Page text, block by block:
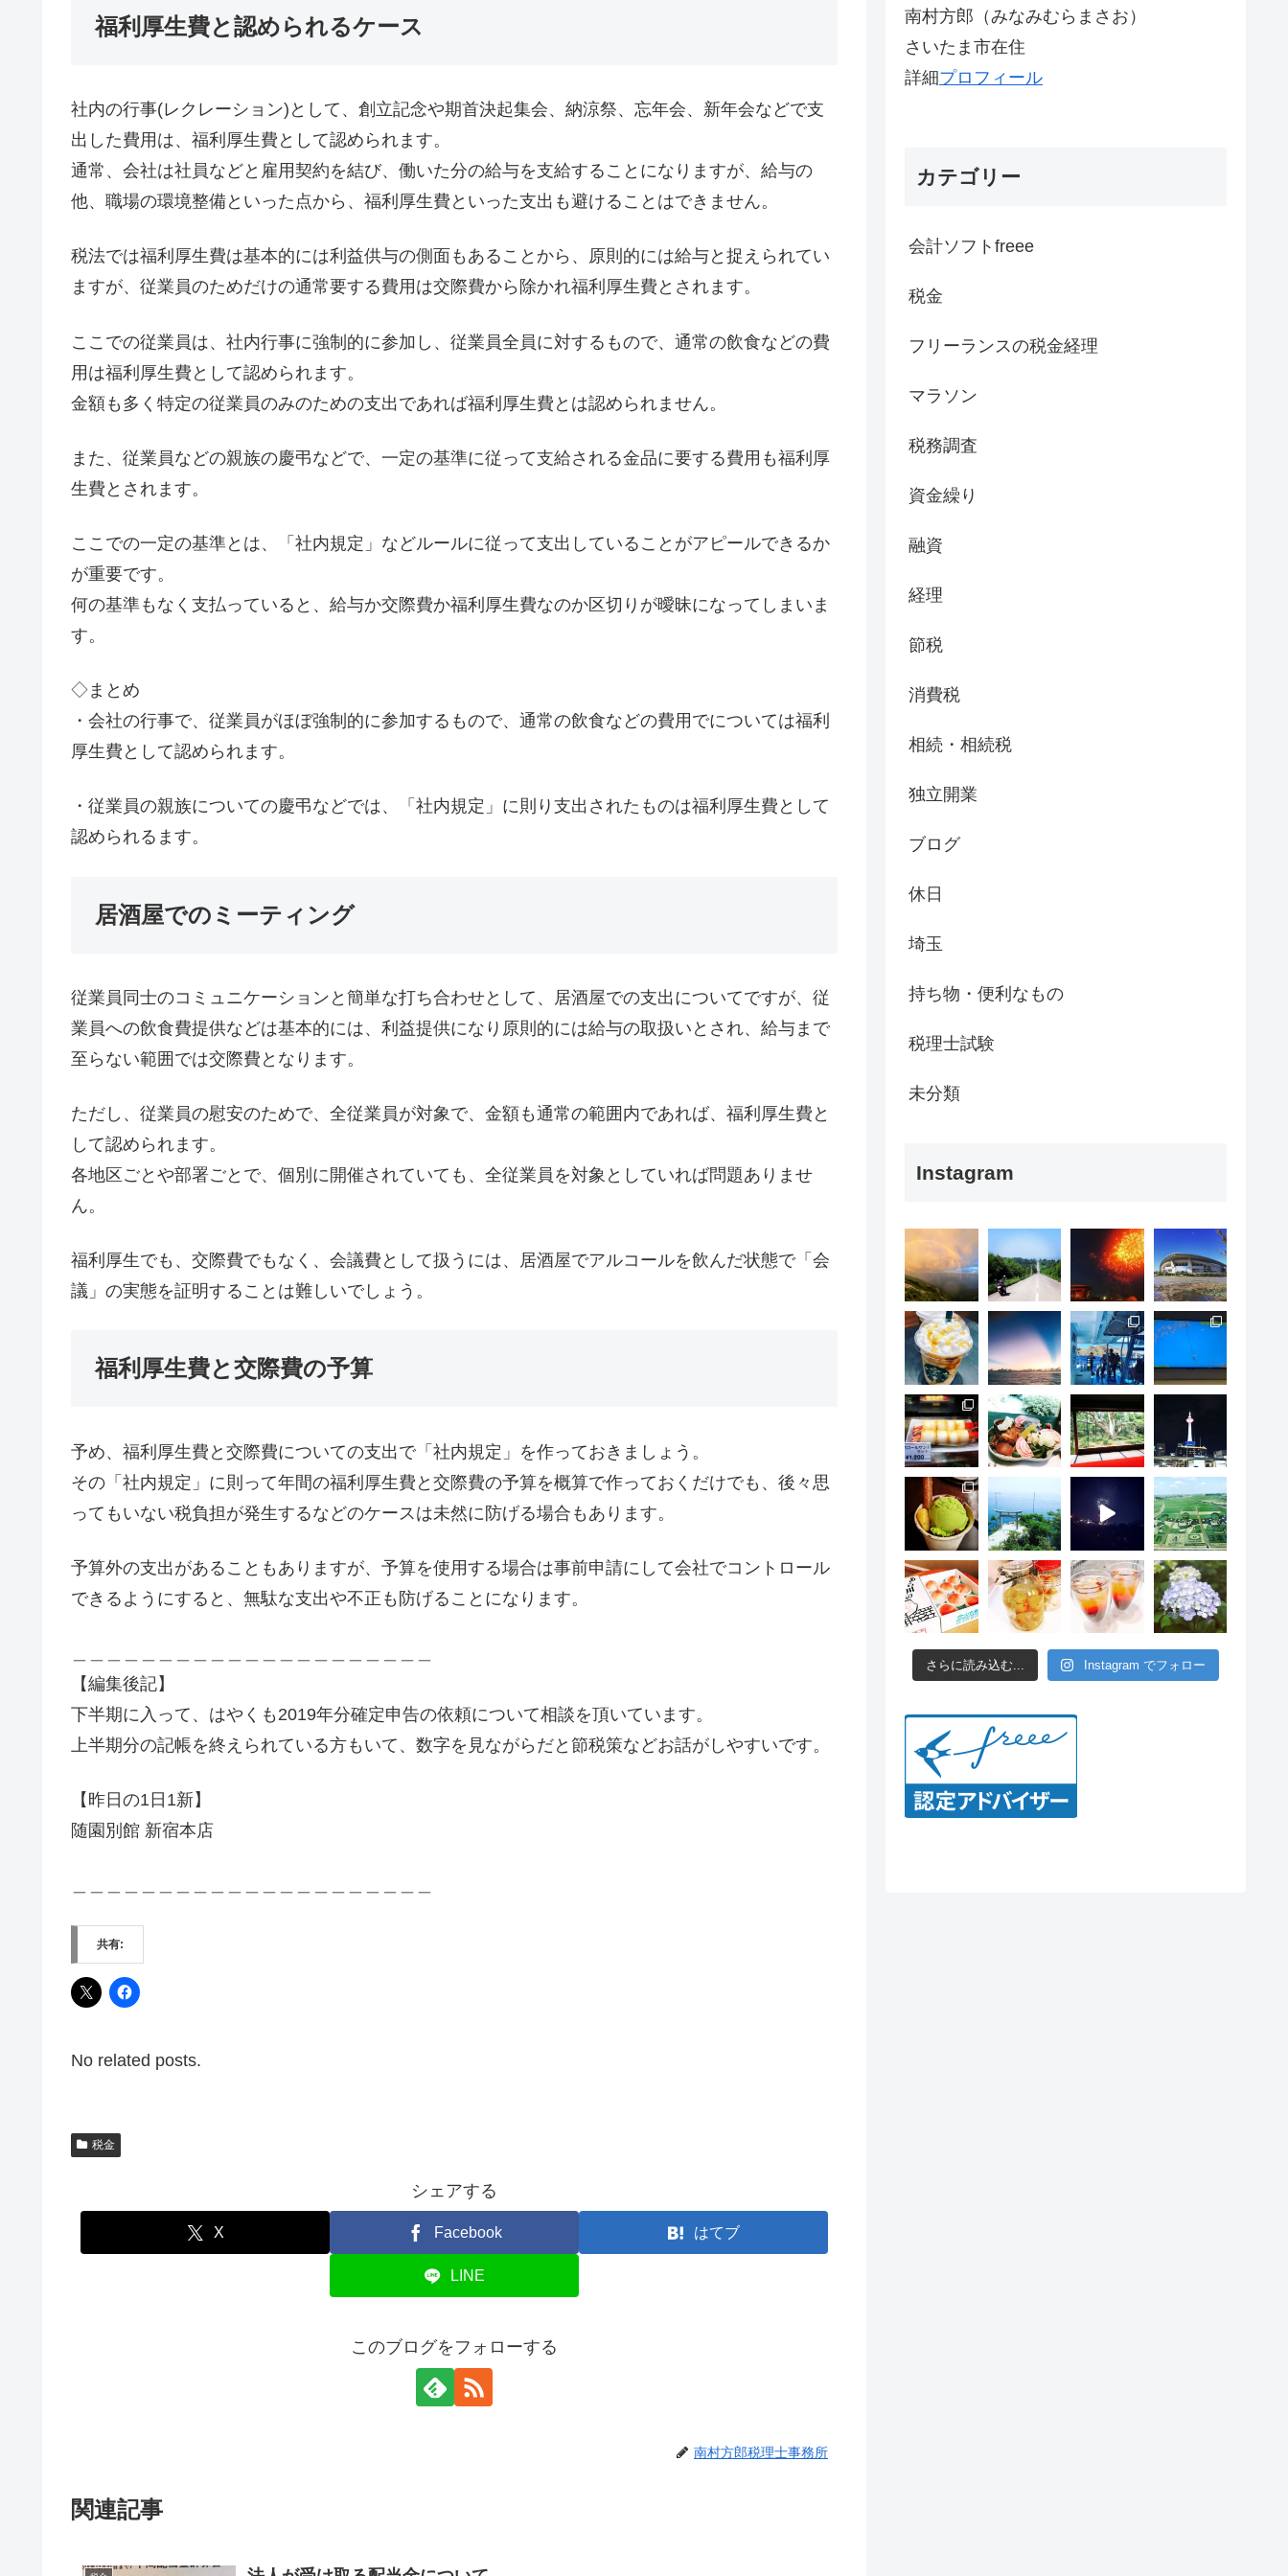
福利厚生費と認められるケース
社内の行事(レクレーション)として、創立記念や期首決起集会、納涼祭、忘年会、新年会などで支
出した費用は、福利厚生費として認められます。
通常、会社は社員などと雇用契約を結び、働いた分の給与を支給することになりますが、給与の
他、職場の環境整備といった点から、福利厚生費といった支出も避けることはできません。
税法では福利厚生費は基本的には利益供与の側面もあることから、原則的には給与と捉えられてい
ますが、従業員のためだけの通常要する費用は交際費から除かれ福利厚生費とされます。
ここでの従業員は、社内行事に強制的に参加し、従業員全員に対するもので、通常の飲食などの費
用は福利厚生費として認められます。
金額も多く特定の従業員のみのための支出であれば福利厚生費とは認められません。
また、従業員などの親族の慶弔などで、一定の基準に従って支給される金品に要する費用も福利厚
生費とされます。
ここでの一定の基準とは、「社内規定」などルールに従って支出していることがアピールできるか
が重要です。
何の基準もなく支払っていると、給与か交際費か福利厚生費なのか区切りが曖昧になってしまいま
す。
◇まとめ
・会社の行事で、従業員がほぼ強制的に参加するもので、通常の飲食などの費用でについては福利
厚生費として認められます。
・従業員の親族についての慶弔などでは、「社内規定」に則り支出されたものは福利厚生費として
認められるます。
居酒屋でのミーティング
従業員同士のコミュニケーションと簡単な打ち合わせとして、居酒屋での支出についてですが、従
業員への飲食費提供などは基本的には、利益提供になり原則的には給与の取扱いとされ、給与まで
至らない範囲では交際費となります。
ただし、従業員の慰安のためで、全従業員が対象で、金額も通常の範囲内であれば、福利厚生費と
して認められます。
各地区ごとや部署ごとで、個別に開催されていても、全従業員を対象としていれば問題ありませ
ん。
福利厚生でも、交際費でもなく、会議費として扱うには、居酒屋でアルコールを飲んだ状態で「会
議」の実態を証明することは難しいでしょう。
福利厚生費と交際費の予算
予め、福利厚生費と交際費についての支出で「社内規定」を作っておきましょう。
その「社内規定」に則って年間の福利厚生費と交際費の予算を概算で作っておくだけでも、後々思
ってもいない税負担が発生するなどのケースは未然に防げる場合もあります。
予算外の支出があることもありますが、予算を使用する場合は事前申請にして会社でコントロール
できるようにすると、無駄な支出や不正も防げることになります。
【編集後記】
下半期に入って、はやくも2019年分確定申告の依頼について相談を頂いています。
上半期分の記帳を終えられている方もいて、数字を見ながらだと節税策などお話がしやすいです。
【昨日の1日1新】
随園別館 新宿本店
共有:
No related posts.
税金
シェアする
X Facebook はてブ
LINE
このブログをフォローする
南村方郎税理士事務所
関連記事
南村方郎（みなみむらまさお）
さいたま市在住
詳細プロフィール
カテゴリー
会計ソフトfreee
税金
フリーランスの税金経理
マラソン
税務調査
資金繰り
融資
経理
節税
消費税
相続・相続税
独立開業
ブログ
休日
埼玉
持ち物・便利なもの
税理士試験
未分類
Instagram
さらに読み込む... Instagram でフォロー